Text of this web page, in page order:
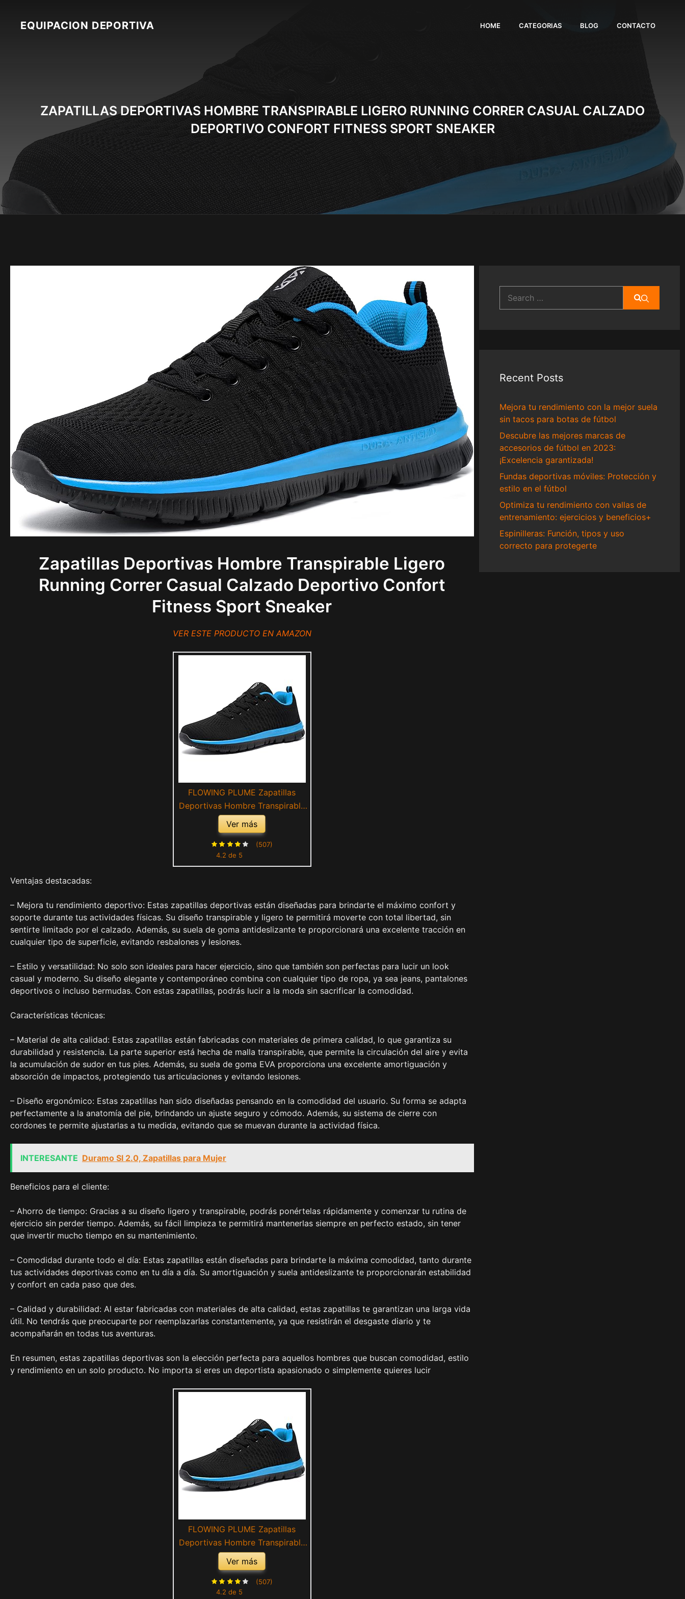
contentEQUIPACION DEPORTIVA HOME CATEGORIAS BLOG CONTACTO
ZAPATILLAS DEPORTIVAS HOMBRE TRANSPIRABLE LIGERO RUNNING CORRER CASUAL CALZADO
DEPORTIVO CONFORT FITNESS SPORT SNEAKER
Zapatillas Deportivas Hombre Transpirable Ligero
Running Correr Casual Calzado Deportivo Confort
Fitness Sport Sneaker
VER ESTE PRODUCTO EN AMAZON
FLOWING PLUME Zapatillas
Deportivas Hombre Transpirable
Ligero Running Correr Casual
Calzado Deportivo Confort
Fitness Sport Sneaker (Negro
Azul,43EU)
Ver más
4.2 de 5
(507)
Ventajas destacadas:
– Mejora tu rendimiento deportivo: Estas zapatillas deportivas están diseñadas para brindarte el máximo confort y
soporte durante tus actividades físicas. Su diseño transpirable y ligero te permitirá moverte con total libertad, sin
sentirte limitado por el calzado. Además, su suela de goma antideslizante te proporcionará una excelente tracción en
cualquier tipo de superficie, evitando resbalones y lesiones.
– Estilo y versatilidad: No solo son ideales para hacer ejercicio, sino que también son perfectas para lucir un look
casual y moderno. Su diseño elegante y contemporáneo combina con cualquier tipo de ropa, ya sea jeans, pantalones
deportivos o incluso bermudas. Con estas zapatillas, podrás lucir a la moda sin sacrificar la comodidad.
Características técnicas:
– Material de alta calidad: Estas zapatillas están fabricadas con materiales de primera calidad, lo que garantiza su
durabilidad y resistencia. La parte superior está hecha de malla transpirable, que permite la circulación del aire y evita
la acumulación de sudor en tus pies. Además, su suela de goma EVA proporciona una excelente amortiguación y
absorción de impactos, protegiendo tus articulaciones y evitando lesiones.
– Diseño ergonómico: Estas zapatillas han sido diseñadas pensando en la comodidad del usuario. Su forma se adapta
perfectamente a la anatomía del pie, brindando un ajuste seguro y cómodo. Además, su sistema de cierre con
cordones te permite ajustarlas a tu medida, evitando que se muevan durante la actividad física.
INTERESANTE Duramo Sl 2.0, Zapatillas para Mujer
Beneficios para el cliente:
– Ahorro de tiempo: Gracias a su diseño ligero y transpirable, podrás ponértelas rápidamente y comenzar tu rutina de
ejercicio sin perder tiempo. Además, su fácil limpieza te permitirá mantenerlas siempre en perfecto estado, sin tener
que invertir mucho tiempo en su mantenimiento.
– Comodidad durante todo el día: Estas zapatillas están diseñadas para brindarte la máxima comodidad, tanto durante
tus actividades deportivas como en tu día a día. Su amortiguación y suela antideslizante te proporcionarán estabilidad
y confort en cada paso que des.
– Calidad y durabilidad: Al estar fabricadas con materiales de alta calidad, estas zapatillas te garantizan una larga vida
útil. No tendrás que preocuparte por reemplazarlas constantemente, ya que resistirán el desgaste diario y te
acompañarán en todas tus aventuras.
En resumen, estas zapatillas deportivas son la elección perfecta para aquellos hombres que buscan comodidad, estilo
y rendimiento en un solo producto. No importa si eres un deportista apasionado o simplemente quieres lucir
FLOWING PLUME Zapatillas
Deportivas Hombre Transpirable
Ligero Running Correr Casual
Calzado Deportivo Confort
Fitness Sport Sneaker (Negro
Azul,43EU)
Ver más
4.2 de 5
(507)
for:
Recent Posts
Mejora tu rendimiento con la mejor suela
sin tacos para botas de fútbol
Descubre las mejores marcas de
accesorios de fútbol en 2023:
¡Excelencia garantizada!
Fundas deportivas móviles: Protección y
estilo en el fútbol
Optimiza tu rendimiento con vallas de
entrenamiento: ejercicios y beneficios+
Espinilleras: Función, tipos y uso
correcto para protegerte